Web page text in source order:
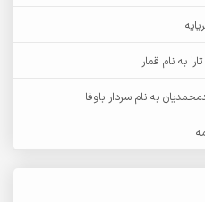
آرش مستشیری
آرش نظری
به نام قمار
به نام سردار باوفا